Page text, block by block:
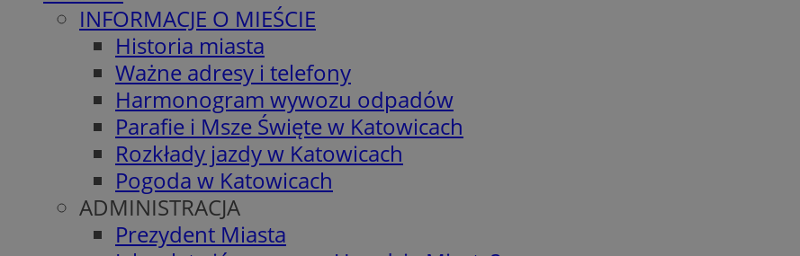
INFORMACJE O MIEŚCIE
Historia miasta
Ważne adresy i telefony
Harmonogram wywozu odpadów
Parafie i Msze Święte w Katowicach
Rozkłady jazdy w Katowicach
Pogoda w Katowicach
ADMINISTRACJA
Prezydent Miasta